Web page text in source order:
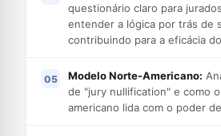
questionário claro para
entender a lógica por trás de
contribuindo para a eficácia
Modelo Norte-Americano:
de "jury nullification" e como
americano lida com o poder